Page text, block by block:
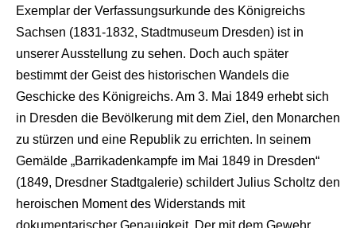
Exemplar der Verfassungsurkunde des Königreichs
Sachsen (1831-1832, Stadtmuseum Dresden) ist in
unserer Ausstellung zu sehen. Doch auch später
bestimmt der Geist des historischen Wandels die
Geschicke des Königreichs. Am 3. Mai 1849 erhebt sich
in Dresden die Bevölkerung mit dem Ziel, den Monarchen
zu stürzen und eine Republik zu errichten. In seinem
Gemälde „Barrikadenkampfe im Mai 1849 in Dresden“
(1849, Dresdner Stadtgalerie) schildert Julius Scholtz den
heroischen Moment des Widerstands mit
dokumentarischer Genauigkeit. Der mit dem Gewehr